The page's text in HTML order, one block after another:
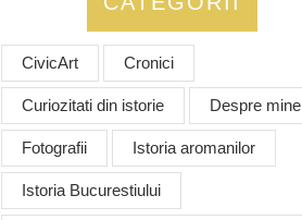
CivicArt Cronici
Curiozitati din istorie Despre mine
Fotografii Istoria aromanilor
Istoria Bucurestiului